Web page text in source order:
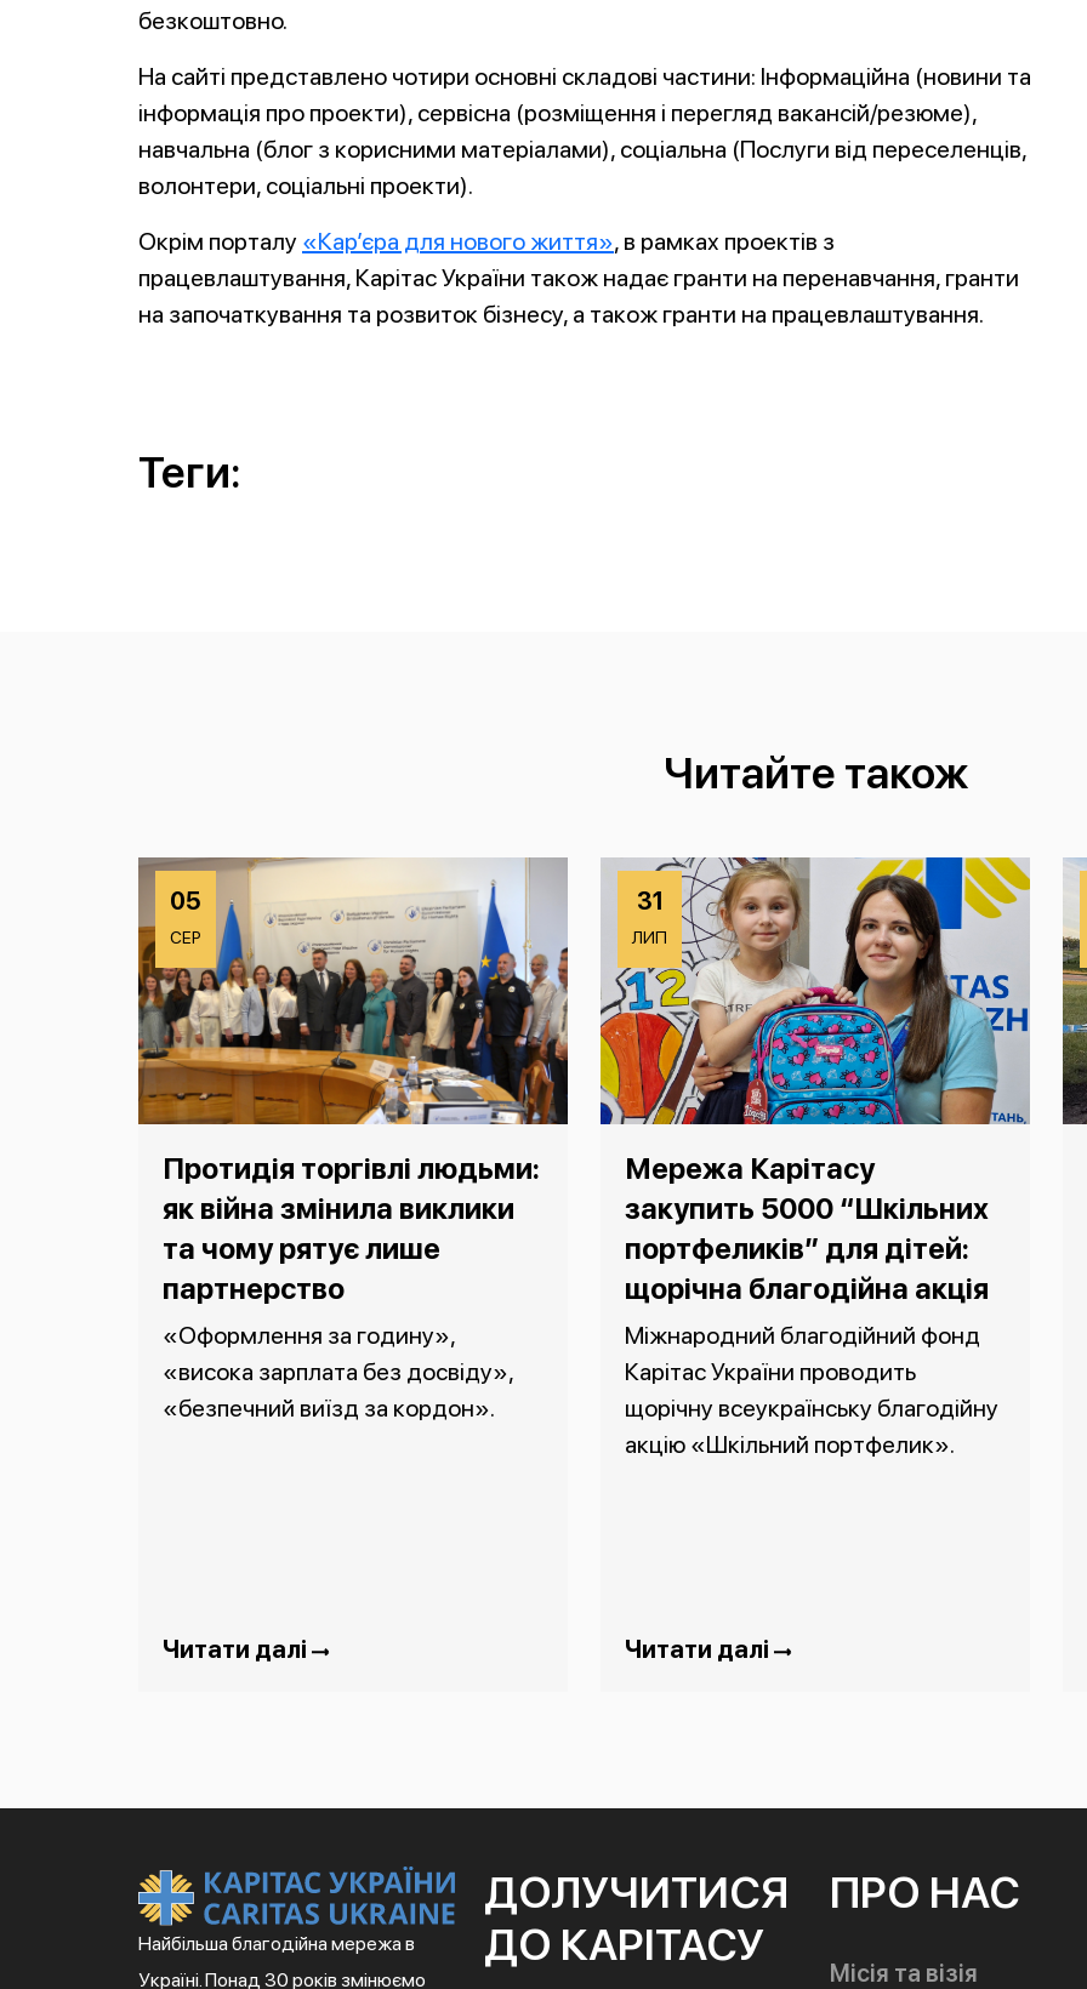
безкоштовно.
На сайті представлено чотири основні складові частини: Інформаційна (новини та
інформація про проекти), сервісна (розміщення і перегляд вакансій/резюме),
навчальна (блог з корисними матеріалами), соціальна (Послуги від переселенців,
волонтери, соціальні проекти).
Окрім порталу «Кар’єра для нового життя», в рамках проектів з
працевлаштування, Карітас України також надає гранти на перенавчання, гранти
на започаткування та розвиток бізнесу, а також гранти на працевлаштування.
Теги:
Читайте також
05
СЕР
Протидія торгівлі людьми:
як війна змінила виклики
та чому рятує лише
партнерство
«Оформлення за годину»,
«висока зарплата без досвіду»,
«безпечний виїзд за кордон».
Читати далі
31
ЛИП
Мережа Карітасу
закупить 5000 “Шкільних
портфеликів” для дітей:
щорічна благодійна акція
Міжнародний благодійний фонд
Карітас України проводить
щорічну всеукраїнську благодійну
акцію «Шкільний портфелик».
Читати далі
Найбільша благодійна мережа в
Україні. Понад 30 років змінюємо
ДОЛУЧИТИСЯ
ДО КАРІТАСУ
ПРО НАС
Місія та візія